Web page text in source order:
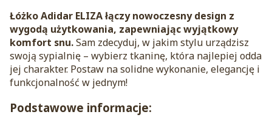
Łóżko Adidar ELIZA łączy nowoczesny design z
wygodą użytkowania, zapewniając wyjątkowy
komfort snu.Sam zdecyduj, w jakim stylu urządzisz
swoją sypialnię – wybierz tkaninę, która najlepiej odda
jej charakter. Postaw na solidne wykonanie, elegancję i
funkcjonalność w jednym!
Podstawowe informacje: